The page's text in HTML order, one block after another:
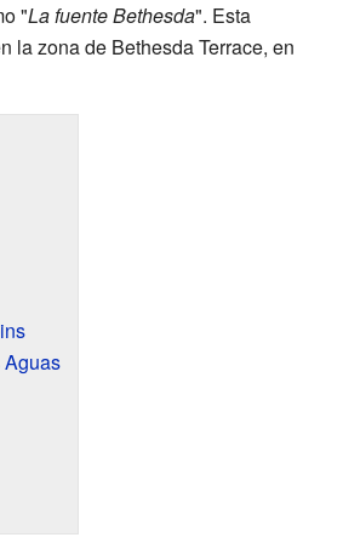
"La fuente Bethesda". Esta
la zona de Bethesda Terrace, en